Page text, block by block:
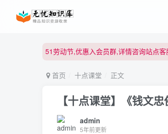
51劳动节,优惠入会员群,详情咨询站点客
51劳动节,优惠入会员群,详情咨询站点
首页 十点课堂 正文
【十点课堂】《钱文
admin
5年前更新